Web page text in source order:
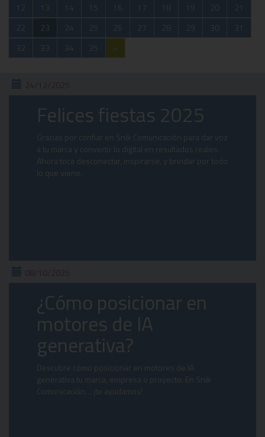
12
13 14 15 16 17 18 19 20
21
22
23 24 25 26 27 28 29 30
31
32
33 34 35 »
24/12/2025
Felices fiestas 2025
Gracias por confiar en Snik Comunicación para dar voz
a tu marca y convertir lo digital en resultados reales.
Ahora toca desconectar, inspirarse, y brindar por todo
lo que viene.
08/10/2025
¿Cómo posicionar en
motores de IA
generativa?
Descubre cómo posicionar en motores de IA
generativa tu marca, empresa o proyecto. En Snik
Comunicación… ¡te ayudamos!